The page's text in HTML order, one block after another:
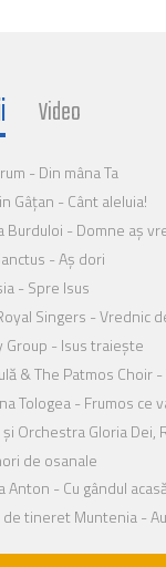
Video
- Din mâna Ta
Gâțan - Cânt aleluia!
Burduloi - Domne aș
- Aș dori
- Spre Isus
Singers - Vrednic
Group - Isus traiește
& The Patmos Choir
Tologea - Frumos ce
și Orchestra Gloria
de osanale
Anton - Cu gândul
de tineret Muntenia -